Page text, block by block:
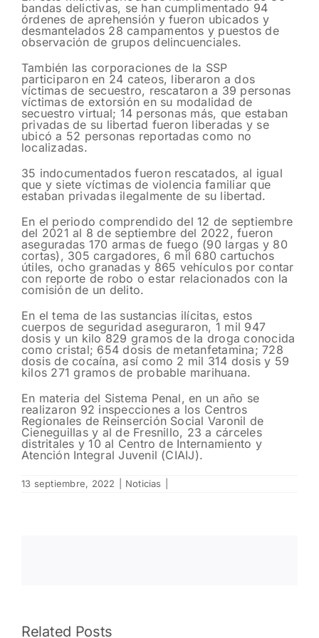
bandas delictivas, se han cumplimentado 94
órdenes de aprehensión y fueron ubicados y
desmantelados 28 campamentos y puestos de
observación de grupos delincuenciales.
También las corporaciones de la SSP
participaron en 24 cateos, liberaron a dos
víctimas de secuestro, rescataron a 39 personas
víctimas de extorsión en su modalidad de
secuestro virtual; 14 personas más, que estaban
privadas de su libertad fueron liberadas y se
ubicó a 52 personas reportadas como no
localizadas.
35 indocumentados fueron rescatados, al igual
que y siete víctimas de violencia familiar que
estaban privadas ilegalmente de su libertad.
En el periodo comprendido del 12 de septiembre
del 2021 al 8 de septiembre del 2022, fueron
aseguradas 170 armas de fuego (90 largas y 80
cortas), 305 cargadores, 6 mil 680 cartuchos
útiles, ocho granadas y 865 vehículos por contar
con reporte de robo o estar relacionados con la
comisión de un delito.
En el tema de las sustancias ilícitas, estos
cuerpos de seguridad aseguraron, 1 mil 947
dosis y un kilo 829 gramos de la droga conocida
como cristal; 654 dosis de metanfetamina; 728
dosis de cocaína, así como 2 mil 314 dosis y 59
kilos 271 gramos de probable marihuana.
En materia del Sistema Penal, en un año se
realizaron 92 inspecciones a los Centros
Regionales de Reinserción Social Varonil de
Cieneguillas y al de Fresnillo, 23 a cárceles
distritales y 10 al Centro de Internamiento y
Atención Integral Juvenil (CIAIJ).
13 septiembre, 2022 Noticias
Related Posts